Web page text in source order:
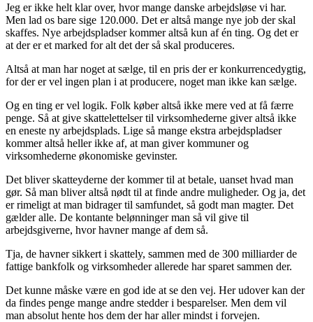
Jeg er ikke helt klar over, hvor mange danske arbejdsløse vi har.
Men lad os bare sige 120.000. Det er altså mange nye job der skal
skaffes. Nye arbejdspladser kommer altså kun af én ting. Og det er
at der er et marked for alt det der så skal produceres.
Altså at man har noget at sælge, til en pris der er konkurrencedygtig,
for der er vel ingen plan i at producere, noget man ikke kan sælge.
Og en ting er vel logik. Folk køber altså ikke mere ved at få færre
penge. Så at give skattelettelser til virksomhederne giver altså ikke
en eneste ny arbejdsplads. Lige så mange ekstra arbejdspladser
kommer altså heller ikke af, at man giver kommuner og
virksomhederne økonomiske gevinster.
Det bliver skatteyderne der kommer til at betale, uanset hvad man
gør. Så man bliver altså nødt til at finde andre muligheder. Og ja, det
er rimeligt at man bidrager til samfundet, så godt man magter. Det
gælder alle. De kontante belønninger man så vil give til
arbejdsgiverne, hvor havner mange af dem så.
Tja, de havner sikkert i skattely, sammen med de 300 milliarder de
fattige bankfolk og virksomheder allerede har sparet sammen der.
Det kunne måske være en god ide at se den vej. Her udover kan der
da findes penge mange andre stedder i besparelser. Men dem vil
man absolut hente hos dem der har aller mindst i forvejen.